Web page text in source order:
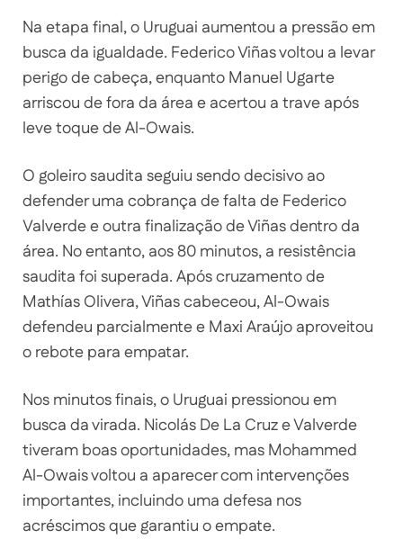
Na etapa final, o Uruguai aumentou a pressão em
busca da igualdade. Federico Viñas voltou a levar
perigo de cabeça, enquanto Manuel Ugarte
arriscou de fora da área e acertou a trave após
leve toque de Al-Owais.
O goleiro saudita seguiu sendo decisivo ao
defender uma cobrança de falta de Federico
Valverde e outra finalização de Viñas dentro da
área. No entanto, aos 80 minutos, a resistência
saudita foi superada. Após cruzamento de
Mathías Olivera, Viñas cabeceou, Al-Owais
defendeu parcialmente e Maxi Araújo aproveitou
o rebote para empatar.
Nos minutos finais, o Uruguai pressionou em
busca da virada. Nicolás De La Cruz e Valverde
tiveram boas oportunidades, mas Mohammed
Al-Owais voltou a aparecer com intervenções
importantes, incluindo uma defesa nos
acréscimos que garantiu o empate.